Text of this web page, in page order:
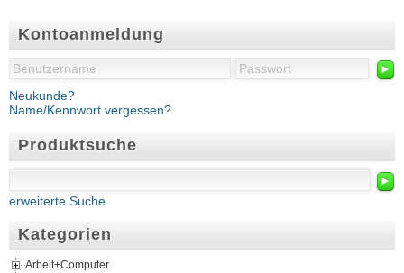
Kontoanmeldung
►
Neukunde?
Name/Kennwort vergessen?
Produktsuche
►
erweiterte Suche
Kategorien
Arbeit+Computer